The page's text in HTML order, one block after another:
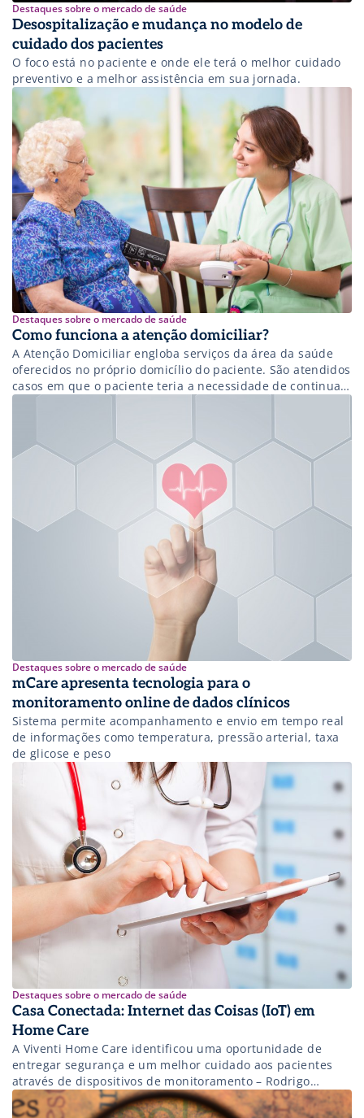
Destaques sobre o mercado de saúde
Desospitalização e mudança no modelo de
cuidado dos pacientes
O foco está no paciente e onde ele terá o melhor cuidado
preventivo e a melhor assistência em sua jornada.
Destaques sobre o mercado de saúde
Como funciona a atenção domiciliar?
A Atenção Domiciliar engloba serviços da área da saúde
oferecidos no próprio domicílio do paciente. São atendidos
casos em que o paciente teria a necessidade de continuar
tratamento, após a alta hospitalar, […]
Destaques sobre o mercado de saúde
mCare apresenta tecnologia para o
monitoramento online de dados clínicos
Sistema permite acompanhamento e envio em tempo real
de informações como temperatura, pressão arterial, taxa
de glicose e peso
Destaques sobre o mercado de saúde
Casa Conectada: Internet das Coisas (IoT) em
Home Care
A Viventi Home Care identificou uma oportunidade de
entregar segurança e um melhor cuidado aos pacientes
através de dispositivos de monitoramento – Rodrigo
Aquino, CEO da Viventi Home Care